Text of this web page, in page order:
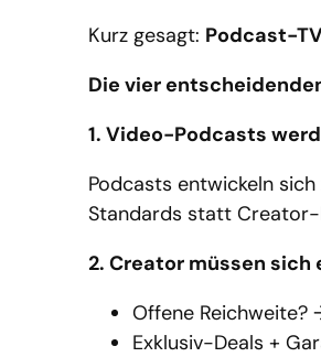
Kurz gesagt: Podcast-
Die vier
1. Video-Podcasts
Podcasts entwickeln
Standards statt
2. Creator müssen
Offene Reichweite?
Exklusiv-Deals +